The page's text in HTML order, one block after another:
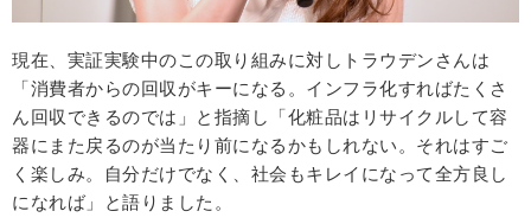
現在、実証実験中のこの取り組みに対しトラウデンさんは
「消費者からの回収がキーになる。インフラ化すればたくさ
ん回収できるのでは」と指摘し「化粧品はリサイクルして容
器にまた戻るのが当たり前になるかもしれない。それはすご
く楽しみ。自分だけでなく、社会もキレイになって全方良し
になれば」と語りました。